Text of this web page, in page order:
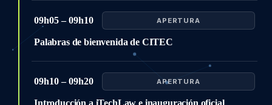
09h05 – 09h10 APERTURA
Palabras de bienvenida de CITEC
09h10 – 09h20 APERTURA